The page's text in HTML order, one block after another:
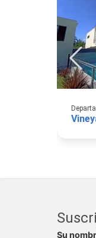
Su